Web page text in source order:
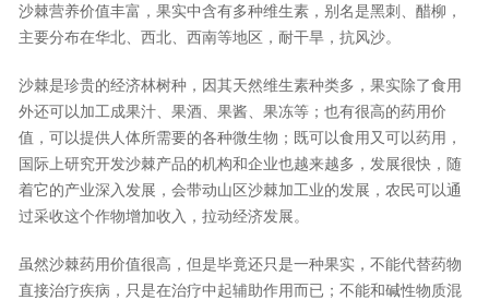
联系我们
沙棘营养价值丰富，果实中含有多种维生素，别名是黑刺、醋柳，
主要分布在华北、西北、西南等地区，耐干旱，抗风沙。
沙棘是珍贵的经济林树种，因其天然维生素种类多，果实除了食用
外还可以加工成果汁、果酒、果酱、果冻等；也有很高的药用价
值，可以提供人体所需要的各种微生物；既可以食用又可以药用，
国际上研究开发沙棘产品的机构和企业也越来越多，发展很快，随
着它的产业深入发展，会带动山区沙棘加工业的发展，农民可以通
过采收这个作物增加收入，拉动经济发展。
虽然沙棘药用价值很高，但是毕竟还只是一种果实，不能代替药物
直接治疗疾病，只是在治疗中起辅助作用而已；不能和碱性物质混